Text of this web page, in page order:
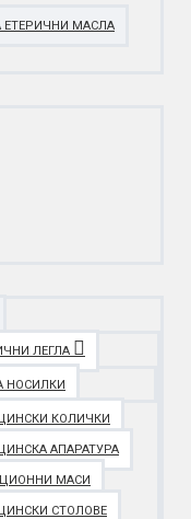
ЕТЕРИЧНИ МАСЛА
ЛЕГЛА
НОСИЛКИ
КОЛИЧКИ
АПАРАТУРА
МАСИ
СТОЛОВЕ